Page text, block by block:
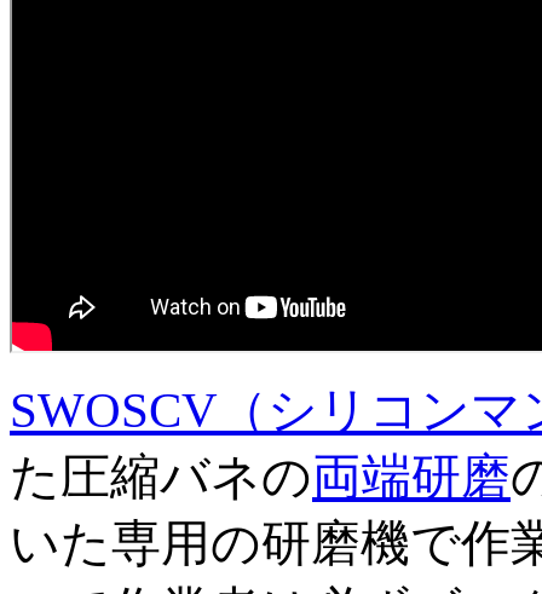
SWOSCV（シリコン
た圧縮バネの両端研磨
いた専用の研磨機で作